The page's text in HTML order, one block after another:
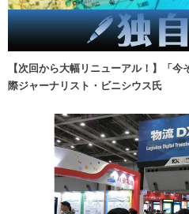
【次回から大幅リニューアル！】「
際ジャーナリスト・ビニシウス氏